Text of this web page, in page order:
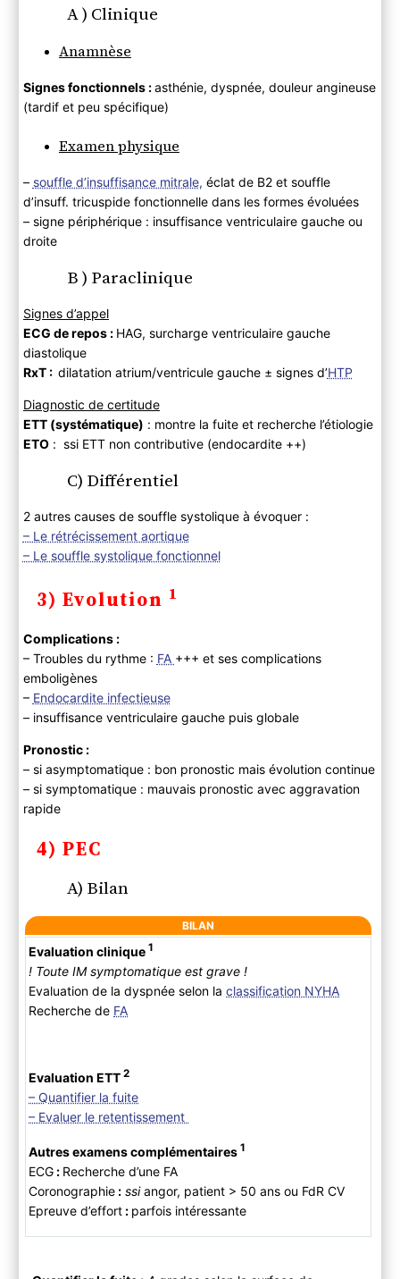
A ) Clinique
Anamnèse
Signes fonctionnels :asthénie, dyspnée, douleur angineuse
(tardif et peu spécifique)
Examen physique
– souffle d’insuffisance mitrale, éclat de B2 et souffle
d’insuff. tricuspide fonctionnelle dans les formes évoluées
– signe périphérique : insuffisance ventriculaire gauche ou
droite
B ) Paraclinique
Signes d’appel
ECG de repos : HAG, surcharge ventriculaire gauche
diastolique
RxT : dilatation atrium/ventricule gauche ± signes d’HTP
Diagnostic de certitude
ETT (systématique) : montre la fuite et recherche l’étiologie
ETO: ssi ETT non contributive (endocardite ++)
C) Différentiel
2 autres causes de souffle systolique à évoquer :
– Le rétrécissement aortique
– Le souffle systolique fonctionnel
3) Evolution 1
Complications :
– Troubles du rythme : FA +++ et ses complications
emboligènes
– Endocardite infectieuse
– insuffisance ventriculaire gauche puis globale
Pronostic :
– si asymptomatique : bon pronostic mais évolution continue
– si symptomatique : mauvais pronostic avec aggravation
rapide
4) PEC
A) Bilan
BILAN
Evaluation clinique 1
! Toute IM symptomatique est grave !
Evaluation de la dyspnée selon laclassification NYHA
Recherche de FA
Evaluation ETT2
– Quantifier la fuite
– Evaluer le retentissement
Autres examens complémentaires1
ECG : Recherche d’une FA
Coronographie : ssiangor, patient > 50 ans ou FdR CV
Epreuve d’effort : parfois intéressante